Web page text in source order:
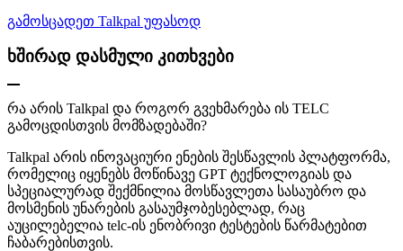
გამოსცადეთ Talkpal უფასოდ
ხშირად დასმული კითხვები
რა არის Talkpal და როგორ გვეხმარება ის TELC
გამოცდისთვის მომზადებაში?
Talkpal არის ინოვაციური ენების შესწავლის პლატფორმა,
რომელიც იყენებს მოწინავე GPT ტექნოლოგიას და
სპეციალურად შექმნილია მოსწავლეთა სასაუბრო და
მოსმენის უნარების გასაუმჯობესებლად, რაც
აუცილებელია telc-ის ენობრივი ტესტების წარმატებით
ჩაბარებისთვის.